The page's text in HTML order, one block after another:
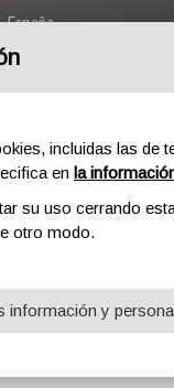
España
OUTDOOR
PROMOTIONAL
incluidas las de
en la
su uso cerrando
otro modo.
información y